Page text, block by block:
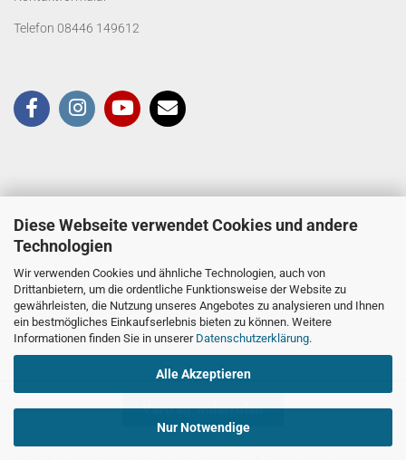
Diese Webseite verwendet Cookies und andere
Technologien
Wir verwenden Cookies und ähnliche Technologien, auch von
Drittanbietern, um die ordentliche Funktionsweise der Website zu
gewährleisten, die Nutzung unseres Angebotes zu analysieren und Ihnen
ein bestmögliches Einkaufserlebnis bieten zu können. Weitere
Informationen finden Sie in unserer Datenschutzerklärung.
Alle Akzeptieren
Nur Notwendige
Telefon 08446 149612
Vertrag widerrufen